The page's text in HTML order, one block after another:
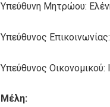
Υπεύθυνη Μητρώου:
Υπεύθυνος
Υπεύθυνος
Μέλη: